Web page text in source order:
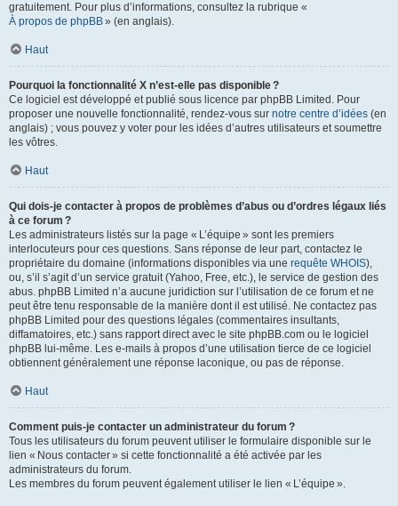
gratuitement. Pour plus d’informations, consultez la rubrique «
À propos de phpBB» (en anglais).
Haut
Pourquoi la fonctionnalité X n’est-elle pas disponible ?
Ce logiciel est développé et publié sous licence par phpBB Limited. Pour
proposer une nouvelle fonctionnalité, rendez-vous sur notre centre d’idées (en
anglais) ; vous pouvez y voter pour les idées d’autres utilisateurs et soumettre
les vôtres.
Haut
Qui dois-je contacter à propos de problèmes d’abus ou d’ordres légaux liés
à ce forum ?
Les administrateurs listés sur la page « L’équipe » sont les premiers
interlocuteurs pour ces questions. Sans réponse de leur part, contactez le
propriétaire du domaine (informations disponibles via une requête WHOIS),
ou, s’il s’agit d’un service gratuit (Yahoo, Free, etc.), le service de gestion des
abus. phpBB Limited n’a aucune juridiction sur l’utilisation de ce forum et ne
peut être tenu responsable de la manière dont il est utilisé. Ne contactez pas
phpBB Limited pour des questions légales (commentaires insultants,
diffamatoires, etc.) sans rapport direct avec le site phpBB.com ou le logiciel
phpBB lui-même. Les e-mails à propos d’une utilisation tierce de ce logiciel
obtiennent généralement une réponse laconique, ou pas de réponse.
Haut
Comment puis-je contacter un administrateur du forum ?
Tous les utilisateurs du forum peuvent utiliser le formulaire disponible sur le
lien « Nous contacter » si cette fonctionnalité a été activée par les
administrateurs du forum.
Les membres du forum peuvent également utiliser le lien « L’équipe ».